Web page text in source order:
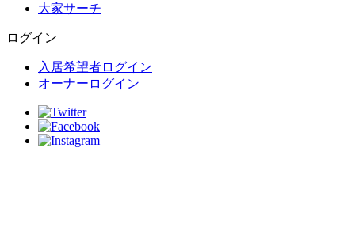
大家サーチ
ログイン
入居希望者ログイン
オーナーログイン